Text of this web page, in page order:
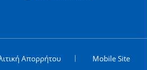
Απορρήτου Mobile Site